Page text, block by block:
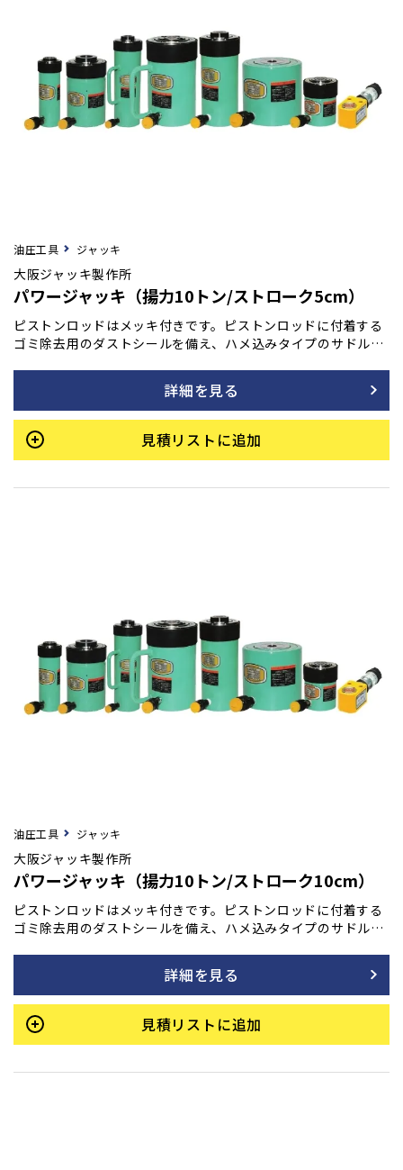
油圧工具 ジャッキ
大阪ジャッキ製作所
パワージャッキ（揚力10トン/ストローク5cm）
ピストンロッドはメッキ付きです。ピストンロッドに付着する
ゴミ除去用のダストシールを備え、ハメ込みタイプのサドルを
詳細を見る
見積リストに追加
油圧工具 ジャッキ
大阪ジャッキ製作所
パワージャッキ（揚力10トン/ストローク10cm）
ピストンロッドはメッキ付きです。ピストンロッドに付着する
ゴミ除去用のダストシールを備え、ハメ込みタイプのサドルを
詳細を見る
見積リストに追加